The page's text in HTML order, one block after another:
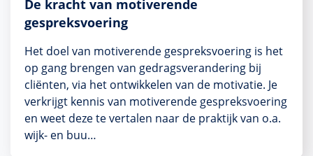
De kracht van motiverende
gespreksvoering
Het doel van motiverende gespreksvoering is het
op gang brengen van gedragsverandering bij
cliënten, via het ontwikkelen van de motivatie. Je
verkrijgt kennis van motiverende gespreksvoering
en weet deze te vertalen naar de praktijk van o.a.
wijk- en buu…